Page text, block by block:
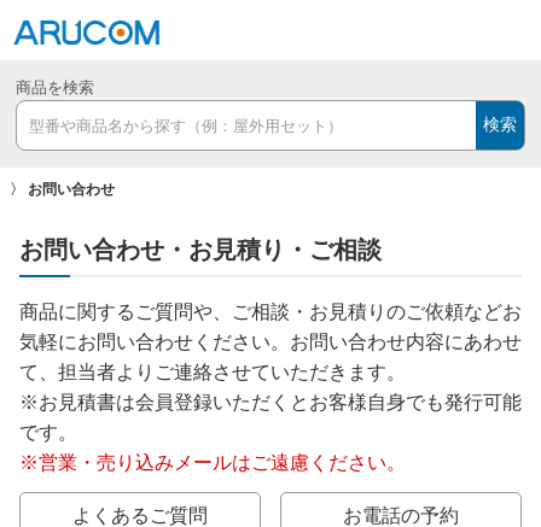
商品を検索
検索
お問い合わせ
お問い合わせ・お見積り・ご相談
商品に関するご質問や、ご相談・お見積りのご依頼などお
気軽にお問い合わせください。お問い合わせ内容にあわせ
て、担当者よりご連絡させていただきます。
※お見積書は会員登録いただくとお客様自身でも発行可能
です。
※営業・売り込みメールはご遠慮ください。
よくあるご質問 お電話の予約